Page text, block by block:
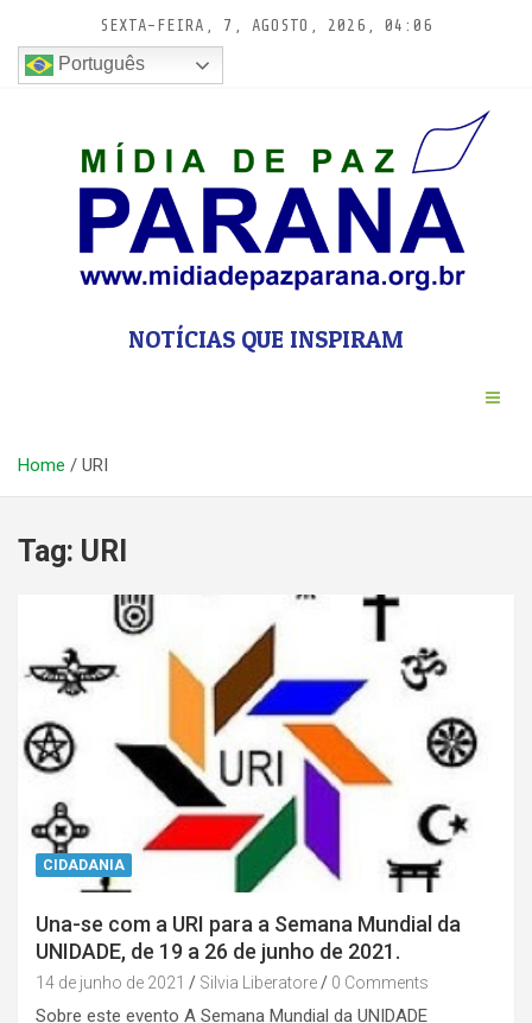
conteúdo
SEXTA-FEIRA, 7, AGOSTO, 2026, 04:06
Português
NOTÍCIAS QUE INSPIRAM
Home URI
Tag: URI
CIDADANIA
Una-se com a URI para a Semana Mundial da
UNIDADE, de 19 a 26 de junho de 2021.
14 de junho de 2021 Silvia Liberatore 0 Comments
Sobre este evento A Semana Mundial da UNIDADE